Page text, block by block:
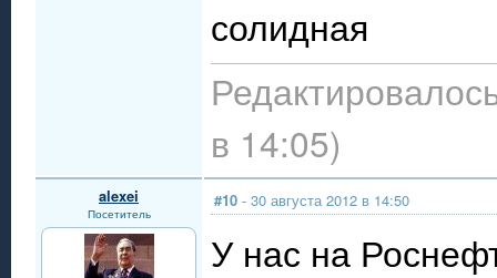
солидная
в 14:05)
alexei
Посетитель
#10 - 30 августа 2012 в 14:50
У нас на